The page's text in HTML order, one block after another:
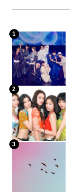
1
2
3